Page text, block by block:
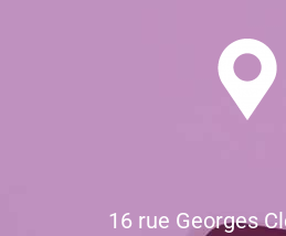
16 rue Georges